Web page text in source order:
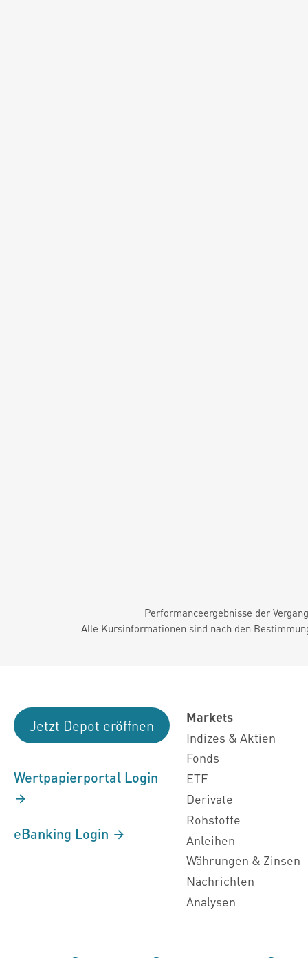
Performanceergebnisse der
Alle Kursinformationen sind nach den
Jetzt Depot eröffnen
Wertpapierportal Login
eBanking Login
Markets
Indizes & Aktien
Fonds
ETF
Derivate
Rohstoffe
Anleihen
Währungen & Zinsen
Nachrichten
Analysen